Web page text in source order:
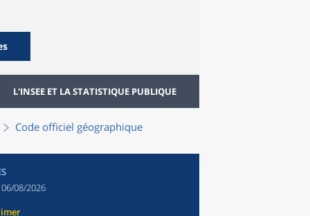
L'INSEE ET LA STATISTIQUE PUBLIQUE
Code officiel géographique
06/08/2026